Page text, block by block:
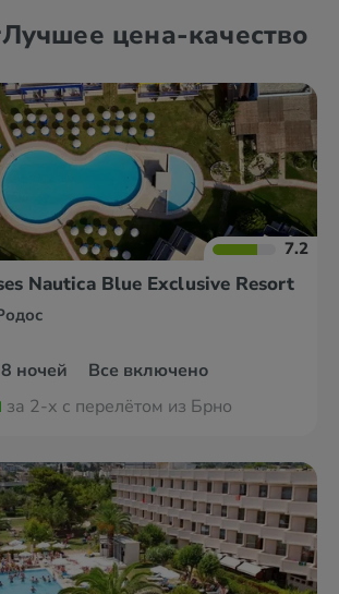
Лучшее цена-качество
7.2
Nautica Blue Exclusive Resort &
8 ночей Все включено
за 2-х с перелётом из Брно